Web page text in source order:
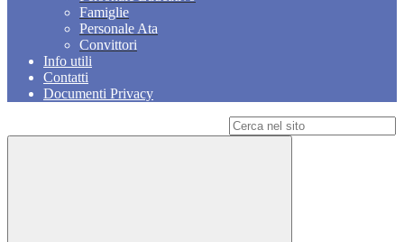
Famiglie
Personale Ata
Convittori
Info utili
Contatti
Documenti Privacy